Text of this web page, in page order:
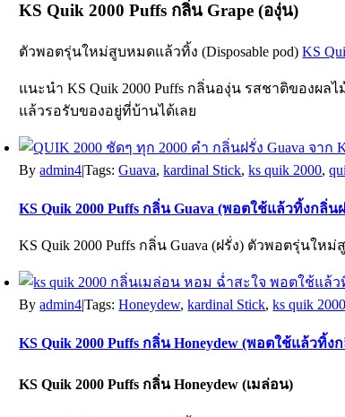
KS Quik 2000 Puffs กลิ่น Grape (องุ่น)
ตัวพอตรุ่นใหม่สูบหมดแล้วทิ้ง (Disposable pod) KS
แนะนำ KS Quik 2000 Puffs กลิ่นองุ่น รสชาติของ
แล้วรอรับของอยู่ที่บ้านได้เลย
Byadmin4|Tags:Guava,kardinal Stick,ks quik 2000,
KS Quik 2000 Puffs กลิ่น Guava (พอตใช้แล้วทิ้งกลิ่น
KS Quik 2000 Puffs กลิ่น Guava (ฝรั่ง) ตัวพอตรุ่นให
Byadmin4|Tags:Honeydew,kardinal Stick,ks quik 2000
KS Quik 2000 Puffs กลิ่น Honeydew (พอตใช้แล้วทิ้
KS Quik 2000 Puffs กลิ่น Honeydew (เมล่อน)